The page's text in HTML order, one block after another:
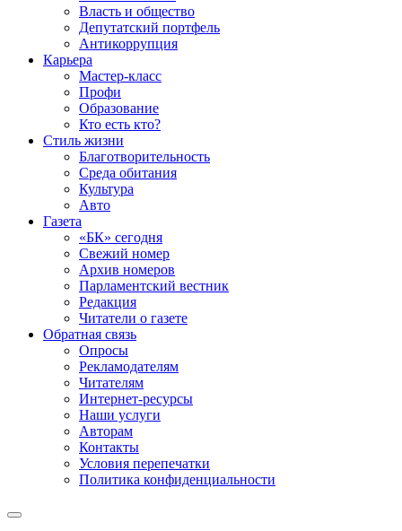
Власть и общество
Депутатский портфель
Антикоррупция
Карьера
Мастер-класс
Профи
Образование
Кто есть кто?
Стиль жизни
Благотворительность
Среда обитания
Культура
Авто
Газета
«БК» сегодня
Свежий номер
Архив номеров
Парламентский вестник
Редакция
Читатели о газете
Обратная связь
Опросы
Рекламодателям
Читателям
Интернет-ресурсы
Наши услуги
Авторам
Контакты
Условия перепечатки
Политика конфиденциальности